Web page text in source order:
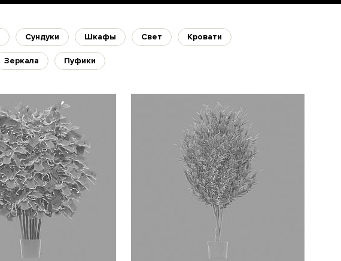
Сундуки Шкафы Свет Кровати
Зеркала Пуфики